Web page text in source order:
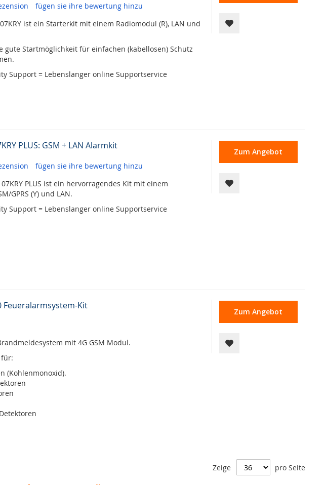
fügen sie ihre bewertung hinzu
ist ein Starterkit mit einem Radiomodul (R), LAN und
gute Startmöglichkeit für einfachen (kabellosen) Schutz
Support = Lebenslanger online Supportservice
PLUS: GSM + LAN Alarmkit
fügen sie ihre bewertung hinzu
PLUS ist ein hervorragendes Kit mit einem
GPRS (Y) und LAN.
Support = Lebenslanger online Supportservice
Zum Angebot
Feueralarmsystem-Kit
mit 4G GSM Modul.
(Kohlenmonoxid).
Zum Angebot
Zeige pro Seite